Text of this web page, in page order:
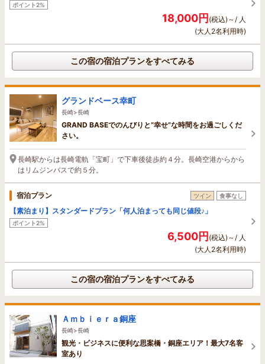
ポイント2%
18,000円(税込)～/ 人
(大人2名利用時)
この宿の宿泊プランをすべてみる
グランドベース幸町
長崎>長崎
GRAND BASEでのんびりと”幸せ”な時間をお過ごしくだ
さい。
長崎駅からは長崎電軌「宝町」で下車後徒歩約４分。長崎空港からから
はリムジンバスで約５分。
宿泊プラン ツイン 食事なし
【素泊まり】スタンダードプラン「何人泊まっても同じ値段♪」
ポイント2%
6,500円(税込)～/ 人
(大人2名利用時)
この宿の宿泊プランをすべてみる
Ａｍｂｉｅｒａ銅座
長崎>長崎
観光・ビジネスに便利な思案橋・銅座エリア！最大7名客
室あり